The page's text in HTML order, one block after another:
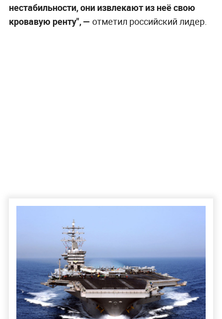
нестабильности, они извлекают из неё свою
кровавую ренту", — отметил российский лидер.